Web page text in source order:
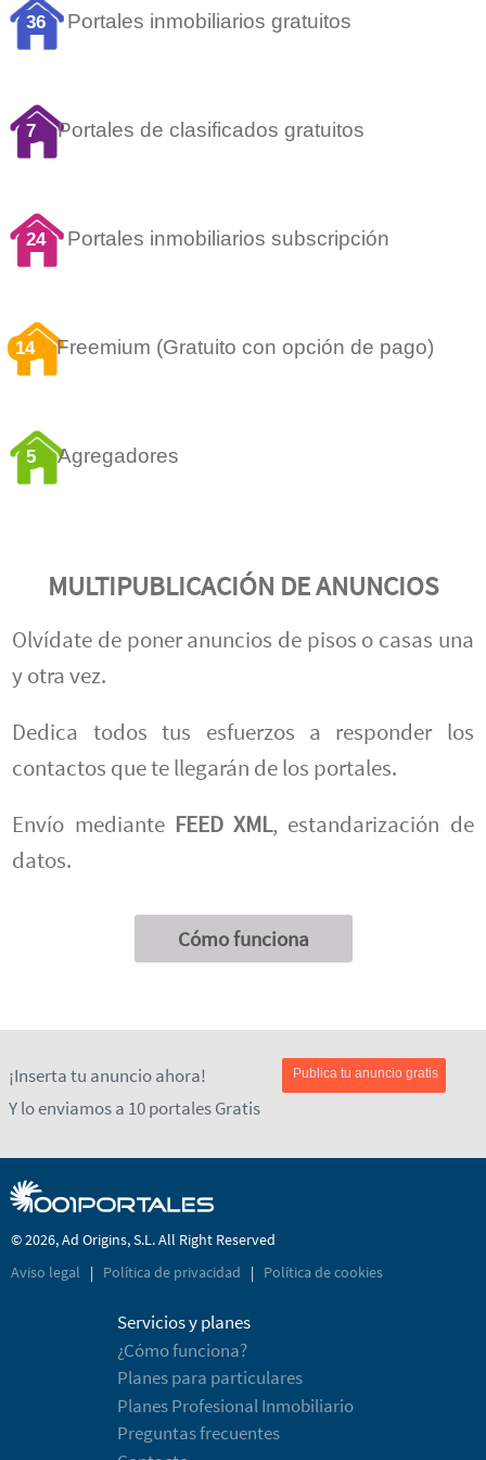
36 Portales inmobiliarios gratuitos
7 Portales de clasificados gratuitos
24 Portales inmobiliarios subscripción
14 Freemium (Gratuito con opción de pago)
5 Agregadores
MULTIPUBLICACIÓN DE ANUNCIOS
Olvídate de poner anuncios de pisos o casas una
y otra vez.
Dedica todos tus esfuerzos a responder los
contactos que te llegarán de los portales.
Envío mediante FEED XML, estandarización de
datos.
Cómo funciona
¡Inserta tu anuncio ahora!
Y lo enviamos a 10 portales Gratis
Publica tu anuncio gratis
© 2026, Ad Origins, S.L. All Right Reserved
Aviso legal
| Política de privacidad | Política de cookies
Servicios y planes
¿Cómo funciona?
Planes para particulares
Planes Profesional Inmobiliario
Preguntas frecuentes